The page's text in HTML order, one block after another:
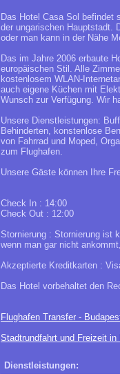
Das Hotel Casa Sol befindet
der ungarischen Hauptstadt.
oder man kann in der Nähe
Das im Jahre 2006 erbaute
europäischen Stil. Alle
kostenlosem WLAN-
auch eigene Küchen mit
Wunsch zur Verfügung. Wir
Unsere Dienstleistungen:
Behinderten, konstenlose
von Fahrrad und Moped,
zum Flughafen.
Unsere Gäste können Ihre
Check In : 14:00
Check Out : 12:00
Stornierung : Stornierung ist
wenn man gar nicht
Akzeptierte Kreditkarten :
Das Hotel vorbehaltet den
Flughafen Transfer -
Stadtrundfahrt und Freizeit in
Dienstleistungen: